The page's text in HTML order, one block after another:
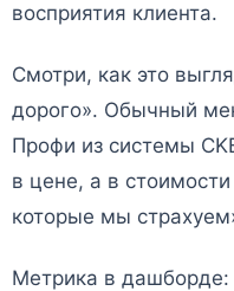
восприятия клиента.
Смотри, как это
дорого». Обычный
Профи из системы
в цене, а в
которые мы
Метрика в дашборде: